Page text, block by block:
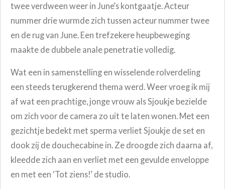
twee verdween weer in June’s kontgaatje. Acteur
nummer drie wurmde zich tussen acteur nummer twee
en de rug van June. Een trefzekere heupbeweging
maakte de dubbele anale penetratie volledig.
Wat een in samenstelling en wisselende rolverdeling
een steeds terugkerend thema werd. Weer vroeg ik mij
af wat een prachtige, jonge vrouw als Sjoukje bezielde
om zich voor de camera zo uit te laten wonen. Met een
gezichtje bedekt met sperma verliet Sjoukje de set en
dook zij de douchecabine in. Ze droogde zich daarna af,
kleedde zich aan en verliet met een gevulde enveloppe
en met een ‘Tot ziens!’ de studio.